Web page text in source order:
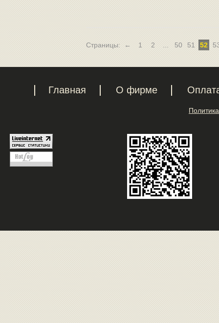
Страницы: ← 1 2 ... 50 51 52
Главная О фирме